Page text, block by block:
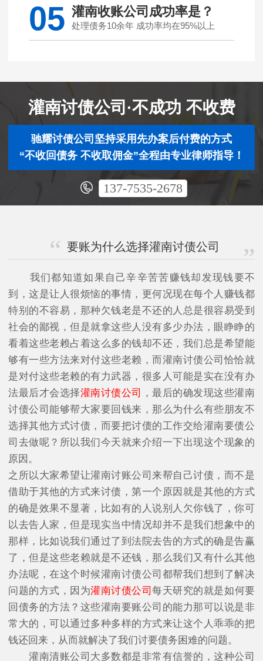
05 灌南收账公司成功率是？
处理债务10余年 成功率均在95%以上
灌南讨债公司·不成功 不收费
驰耀讨债公司坚持采用先办案后付费的方式
“不收回债务 不收取佣金”全程由专业律师指导！
137-7535-2678
要账为什么选择灌南讨债公司
我们都知道如果自己辛辛苦苦赚钱却发现钱要不
到，这是让人很烦恼的事情，更何况现在每个人赚钱都
特别的不容易，那种欠钱老是不还的人总是很容易受到
社会的鄙视，但是就拿这些人没有多少办法，眼睁睁的
看着这些老赖占着这么多的钱却不还，我们总是希望能
够有一些方法来对付这些老赖，而灌南讨债公司恰恰就
是对付这些老赖的有力武器，很多人可能是实在没有办
法最后才会选择灌南讨债公司
，最后的确发现这些灌南
讨债公司能够帮大家要回钱来，那么为什么有些朋友不
选择其他方式讨债，而要把讨债的工作交给灌南要债公
司去做呢？所以我们今天就来介绍一下出现这个现象的
原因。
之所以大家希望让灌南讨账公司来帮自己讨债，而不是
借助于其他的方式来讨债，第一个原因就是其他的方式
的确是效果不显著，比如有的人说别人欠你钱了，你可
以去告人家，但是现实当中情况却并不是我们想象中的
那样，比如说我们通过了到法院去告的方式的确是告赢
了，但是这些老赖就是不还钱，那么我们又有什么其他
办法呢，在这个时候灌南讨债公司都帮我们想到了解决
问题的方式，因为灌南讨债公司每天研究的就是如何要
回债务的方法？这些灌南要账公司的能力那可以说是非
常大的，可以通过多种多样的方式来让这个人乖乖的把
钱还回来，从而就解决了我们讨要债务困难的问题。
灌南清账公司大多数都是非常有信誉的，这种公司